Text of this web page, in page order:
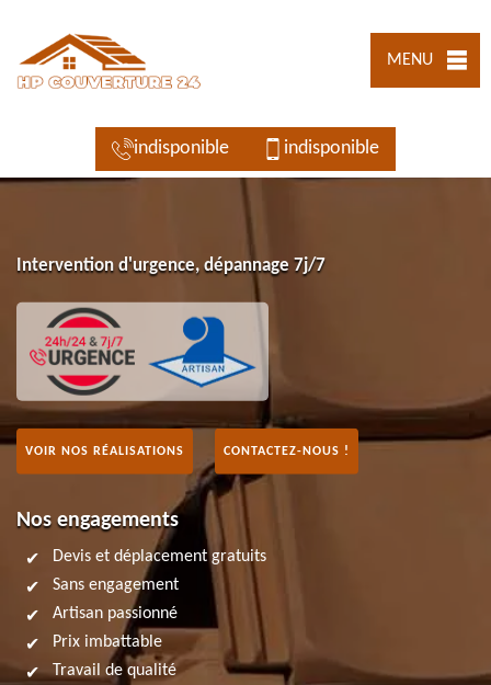
MENU
indisponible indisponible
Intervention d'urgence, dépannage 7j/7
VOIR NOS RÉALISATIONS CONTACTEZ-NOUS !
Nos engagements
Devis et déplacement gratuits
Sans engagement
Artisan passionné
Prix imbattable
Travail de qualité